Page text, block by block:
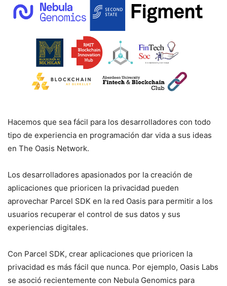
Hacemos que sea fácil para los desarrolladores con todo
tipo de experiencia en programación dar vida a sus ideas
en The Oasis Network.
Los desarrolladores apasionados por la creación de
aplicaciones que prioricen la privacidad pueden
aprovechar Parcel SDK en la red Oasis para permitir a los
usuarios recuperar el control de sus datos y sus
experiencias digitales.
Con Parcel SDK, crear aplicaciones que prioricen la
privacidad es más fácil que nunca. Por ejemplo, Oasis Labs
se asoció recientemente con Nebula Genomics para